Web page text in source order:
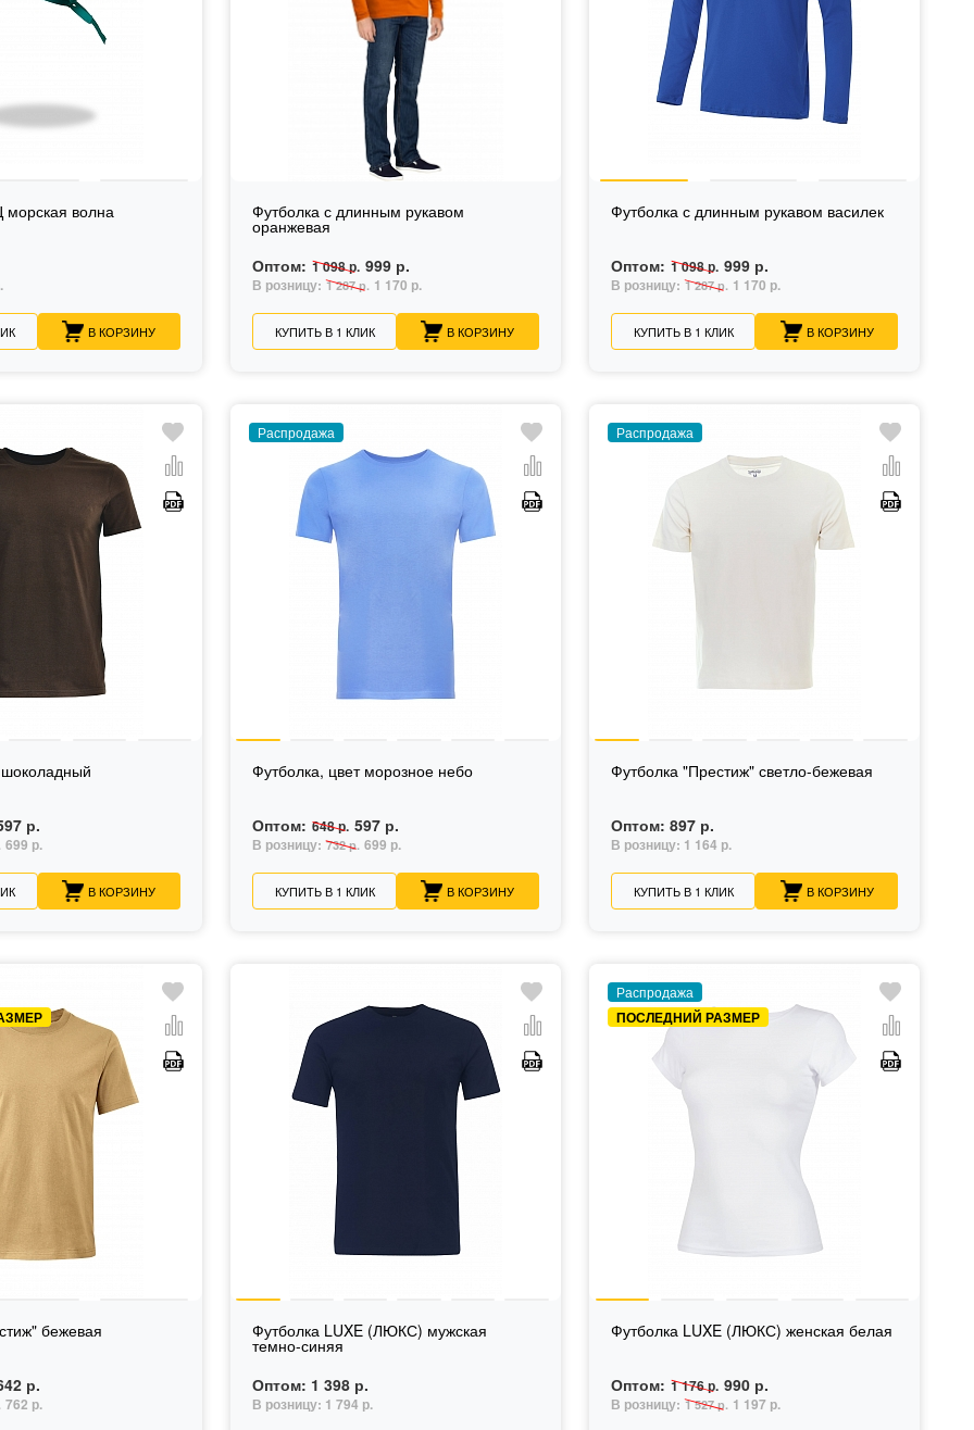
волна
В КОРЗИНУ
Футболка с длинным рукавом
оранжевая
Оптом: 1 098 р. 999 р.
В розницу:1 287 р. 1 170 р.
КУПИТЬ В 1 КЛИК В КОРЗИНУ
Футболка с длинным рукавом василек
Оптом: 1 098 р. 999 р.
В розницу:1 287 р. 1 170 р.
КУПИТЬ В 1 КЛИК В КОРЗИНУ
р.
699 р.
В КОРЗИНУ
Распродажа
Футболка, цвет морозное небо
Оптом: 648 р. 597 р.
В розницу:732 р. 699 р.
КУПИТЬ В 1 КЛИК В КОРЗИНУ
Распродажа
Футболка "Престиж" светло-бежевая
Оптом:897 р.
В розницу: 1 164 р.
КУПИТЬ В 1 КЛИК В КОРЗИНУ
бежевая
р.
762 р.
Футболка LUXE (ЛЮКС) мужская
темно-синяя
Оптом: 1 398 р.
В розницу: 1 794 р.
Распродажа
ПОСЛЕДНИЙ РАЗМЕР
Футболка LUXE (ЛЮКС) женская белая
Оптом: 1 176 р. 990 р.
В розницу:1 527 р. 1 197 р.